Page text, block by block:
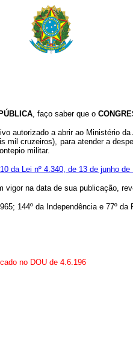
, faço saber que o
autorizado a abrir ao Ministério
mil cruzeiros), para atender a
militar.
da Lei nº 4.340, de 13 de junho de
vigor na data de sua publicação,
144º da Independência e 77º da
no DOU de 4.6.196